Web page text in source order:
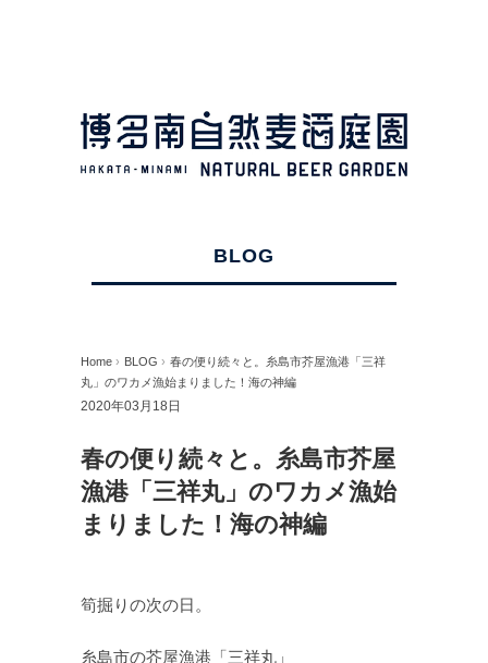
BLOG
Home › BLOG › 春の便り続々と。糸島市芥屋漁港「三祥
丸」のワカメ漁始まりました！海の神編
2020年03月18日
春の便り続々と。糸島市芥屋
漁港「三祥丸」のワカメ漁始
まりました！海の神編
筍掘りの次の日。
糸島市の芥屋漁港「三祥丸」